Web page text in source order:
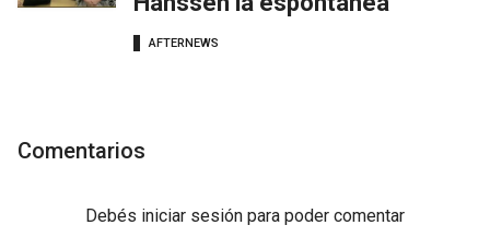
AFTERNEWS
Comentarios
Debés iniciar sesión para poder comentar